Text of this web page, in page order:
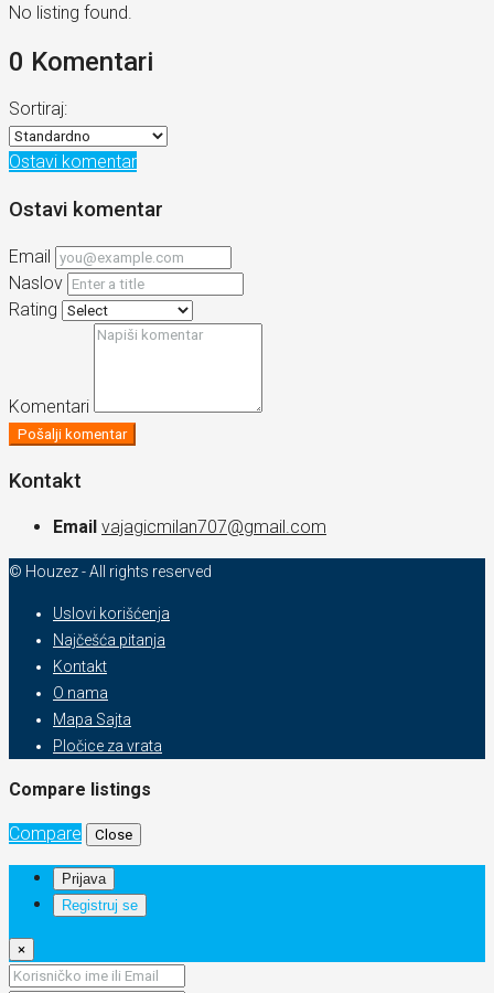
No listing found.
0 Komentari
Sortiraj:
Ostavi komentar
Ostavi komentar
Email
Naslov
Rating
Komentari
Pošalji komentar
Kontakt
Email vajagicmilan707@gmail.com
© Houzez - All rights reserved
Uslovi korišćenja
Najčešća pitanja
Kontakt
O nama
Mapa Sajta
Pločice za vrata
Compare listings
Compare Close
Prijava
Registruj se
×